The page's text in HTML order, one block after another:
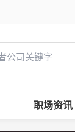
职场资讯